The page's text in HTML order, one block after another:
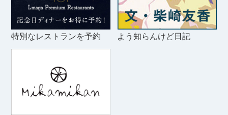
特別なレストランを予約 よう知らんけど日記